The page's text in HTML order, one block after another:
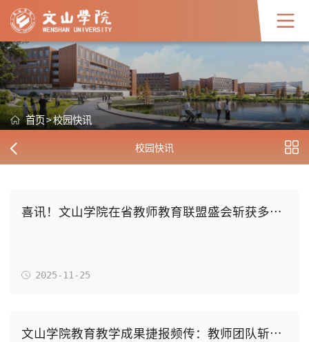
首页>校园快讯
校园快讯
喜讯！文山学院在省教师教育联盟盛会斩获多项荣誉并获下届承办权
2025-11-25
文山学院教育教学成果捷报频传：教师团队斩获全国特等奖，学子、校地合作成果亮眼